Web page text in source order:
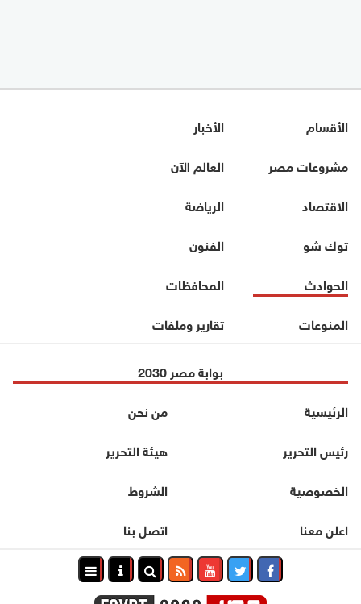
الأقسام
الأخبار
مشروعات مصر
العالم الآن
الاقتصاد
الرياضة
توك شو
الفنون
الحوادث
المحافظات
المنوعات
تقارير وملفات
بوابة مصر 2030
الرئيسية
من نحن
رئيس التحرير
هيئة التحرير
الخصوصية
الشروط
اعلن معنا
اتصل بنا